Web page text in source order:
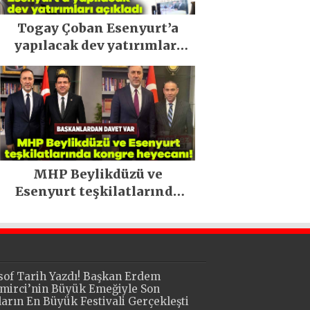
Togay Çoban Esenyurt’a
yapılacak dev yatırımları
açıkladı
MHP Beylikdüzü ve
Esenyurt teşkilatlarında
Tarih Yazdı! Başkan Erdem
Büyük Emeğiyle Son
En Büyük Festivali Gerçekleşti